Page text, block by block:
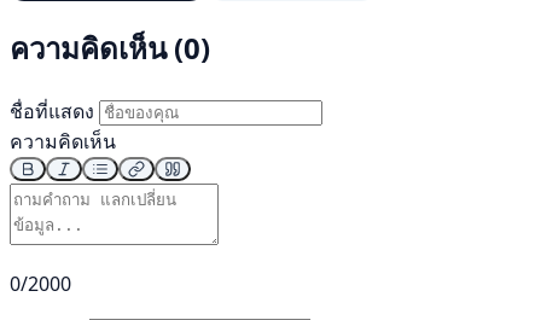
ความคิดเห็น (0)
ชื่อที่แสดง
ความคิดเห็น
0/2000